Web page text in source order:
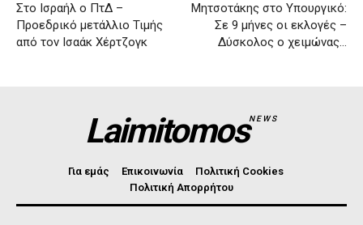
Στο Ισραήλ ο ΠτΔ –
Προεδρικό μετάλλιο Τιμής
από τον Ισαάκ Χέρτζογκ
Μητσοτάκης στο Yπουργικό:
Σε 9 μήνες οι εκλογές –
Δύσκολος ο χειμώνας…
LaimitomosNEWS
Για εμάς Επικοινωνία
Πολιτική Cookies
Πολιτική Απορρήτου